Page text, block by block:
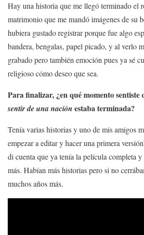
Hay una historia que me llegó terminado el
matrimonio que me mandó imágenes de su
hubiera gustado registrar porque fue algo
bandera, bengalas, papel picado, y al verlo
grabado pero también emoción pues ya sé
religioso cómo deseo que sea.
Para finalizar, ¿en qué momento sentiste
sentir de una nación estaba terminada?
Tenía varias historias y uno de mis amigos
empezar a editar y hacer una primera
di cuenta que ya tenía la película completa
más. Habían más historias pero si no
muchos años más.